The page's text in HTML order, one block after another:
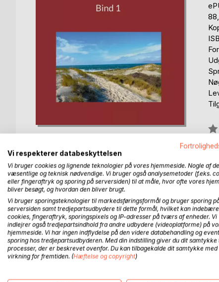
BESKRIVELSE
En samling med Lokalhistoriske fortællinger fra
Bogen hedder: Blandede "Historier fra
FORFATTER
Vi respekterer databeskyttelsen
Vi bruger cookies og lignende teknologier på vores hjemmeside. Nogle af
væsentlige og teknisk nødvendige. Vi bruger også analysemetoder (f.eks.
eller fingeraftryk og sporing på serversiden) til at måle, hvor ofte vores
bliver besøgt, og hvordan den bliver brugt.
Vi bruger sporingsteknologier til markedsføringsformål og bruger sporing
serversiden samt tredjepartsudbydere til dette formål, hvilket kan
cookies, fingeraftryk, sporingspixels og IP-adresser på tværs af enheder. Vi
indlejrer også tredjepartsindhold fra andre udbydere (videoplatforme) på
hjemmeside. Vi har ingen indflydelse på den videre databehandling og
sporing hos tredjepartsudbyderen. Med din indstilling giver du dit samtykke
processer, der er beskrevet ovenfor. Du kan tilbagekalde dit samtykke med
virkning for fremtiden. (Hæftelse og copyright)